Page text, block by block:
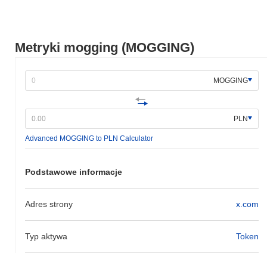
Metryki mogging (MOGGING)
MOGGING
PLN
Advanced MOGGING to PLN Calculator
Podstawowe informacje
Adres strony x.com
Typ aktywa Token